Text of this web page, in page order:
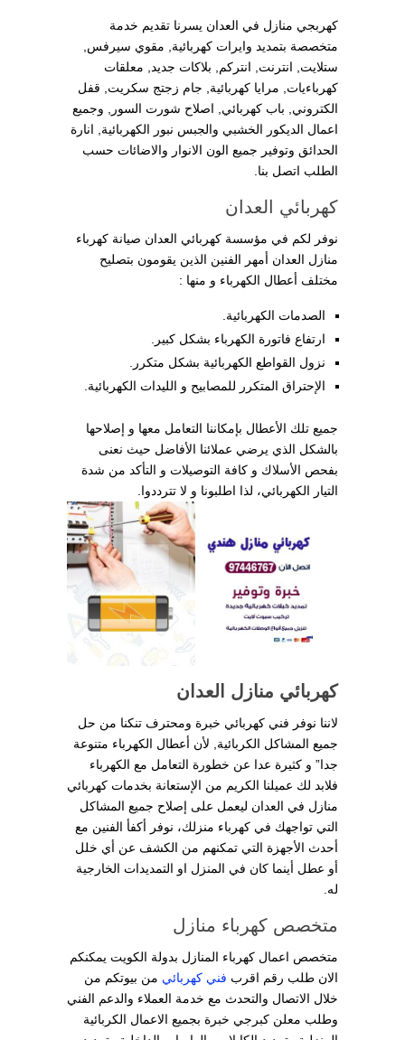
كهربجي منازل في العدان يسرنا تقديم خدمة
متخصصة بتمديد وايرات كهربائية, مقوي سيرفس,
ستلايت, انترنت, انتركم, بلاكات جديد, معلقات
كهرباءيات, مرايا كهربائية, جام زجتج سكريت, قفل
الكتروني, باب كهربائي, اصلاح شورت السور, وجميع
اعمال الديكور الخشبي والجبس نبور الكهربائية, انارة
الحدائق وتوفير جميع الون الانوار والاضائات حسب
الطلب اتصل بنا.
كهربائي العدان
نوفر لكم في مؤسسة كهربائي العدان صيانة كهرباء
منازل العدان أمهر الفنين الذين يقومون بتصليح
مختلف أعطال الكهرباء و منها :
الصدمات الكهربائية.
ارتفاع فاتورة الكهرباء بشكل كبير.
نزول القواطع الكهربائية بشكل متكرر.
الإحتراق المتكرر للمصابيح و الليدات الكهربائية.
جميع تلك الأعطال بإمكاننا التعامل معها و إصلاحها
بالشكل الذي يرضي عملائنا الأفاضل حيث نعنى
بفحص الأسلاك و كافة التوصيلات و التأكد من شدة
التيار الكهربائي، لذا اطلبونا و لا تترددوا.
كهربائي منازل العدان
لاننا نوفر فني كهربائي خبرة ومحترف تنكنا من حل
جميع المشاكل الكربائية, لأن أعطال الكهرباء متنوعة
جدا” و كثيرة عدا عن خطورة التعامل مع الكهرباء
فلابد لك عميلنا الكريم من الإستعانة بخدمات كهربائي
منازل في العدان ليعمل على إصلاح جميع المشاكل
التي تواجهك في كهرباء منزلك، نوفر أكفأ الفنين مع
أحدث الأجهزة التي تمكنهم من الكشف عن أي خلل
أو عطل أينما كان في المنزل او التمديدات الخارجية
له.
متخصص كهرباء منازل
متخصص اعمال كهرباء المنازل بدولة الكويت يمكنكم
الان طلب رقم اقرب فني كهربائي من بيوتكم من
خلال الاتصال والتحدث مع خدمة العملاء والدعم الفني
وطلب معلن كبرجي خبرة بجميع الاعمال الكربائية